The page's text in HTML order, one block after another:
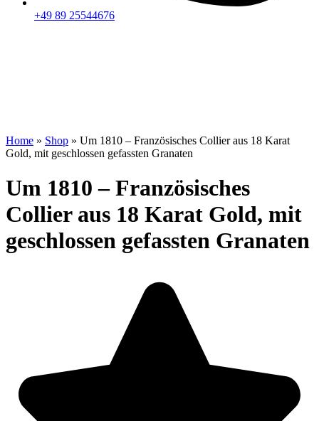
+49 89 25544676
Home » Shop » Um 1810 – Französisches Collier aus 18 Karat
Gold, mit geschlossen gefassten Granaten
Um 1810 – Französisches
Collier aus 18 Karat Gold, mit
geschlossen gefassten Granaten